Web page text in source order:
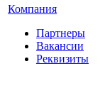
Компания
Партнеры
Вакансии
Реквизиты